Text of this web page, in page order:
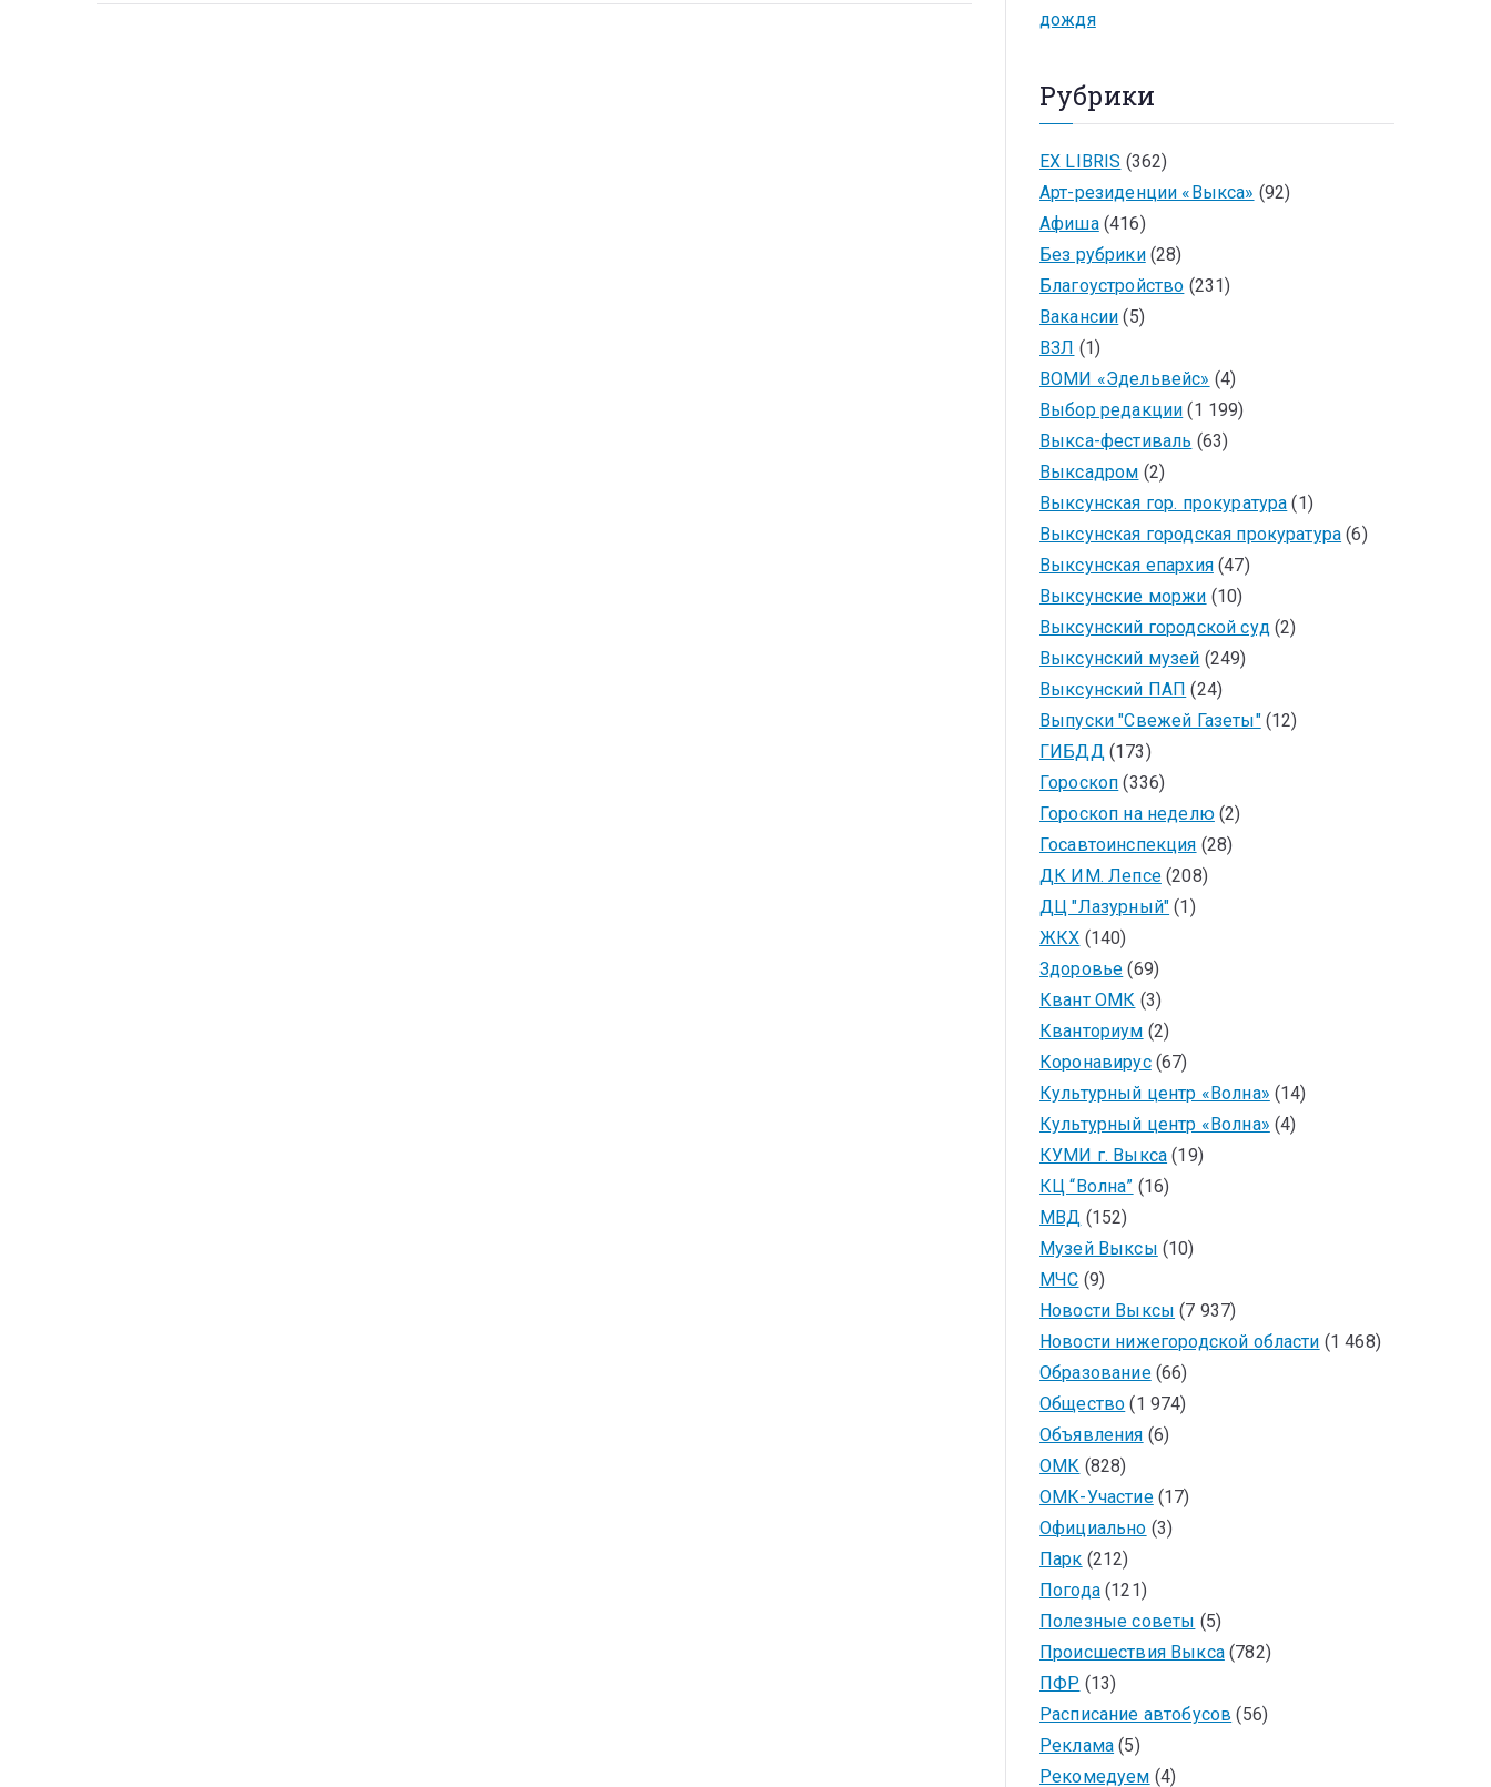
дождя
Рубрики
EX LIBRIS (362)
Арт-резиденции «Выкса» (92)
Афиша(416)
Без рубрики(28)
Благоустройство (231)
Вакансии (5)
ВЗЛ (1)
ВОМИ «Эдельвейс» (4)
Выбор редакции (1 199)
Выкса-фестиваль (63)
Выксадром (2)
Выксунская гор. прокуратура (1)
Выксунская городская прокуратура (6)
Выксунская епархия(47)
Выксунские моржи (10)
Выксунский городской суд(2)
Выксунский музей (249)
Выксунский ПАП (24)
Выпуски "Свежей Газеты"(12)
ГИБДД(173)
Гороскоп (336)
Гороскоп на неделю(2)
Госавтоинспекция (28)
ДК ИМ. Лепсе(208)
ДЦ "Лазурный" (1)
ЖКХ (140)
Здоровье (69)
Квант ОМК (3)
Кванториум (2)
Коронавирус(67)
Культурный центр «Волна» (14)
Культурный центр «Волна» (4)
КУМИ г. Выкса (19)
КЦ “Волна” (16)
МВД (152)
Музей Выксы (10)
МЧС (9)
Новости Выксы (7 937)
Новости нижегородской области (1 468)
Образование(66)
Общество (1 974)
Объявления (6)
ОМК (828)
ОМК-Участие(17)
Официально (3)
Парк (212)
Погода(121)
Полезные советы (5)
Происшествия Выкса(782)
ПФР (13)
Расписание автобусов (56)
Реклама (5)
Рекомедуем (4)